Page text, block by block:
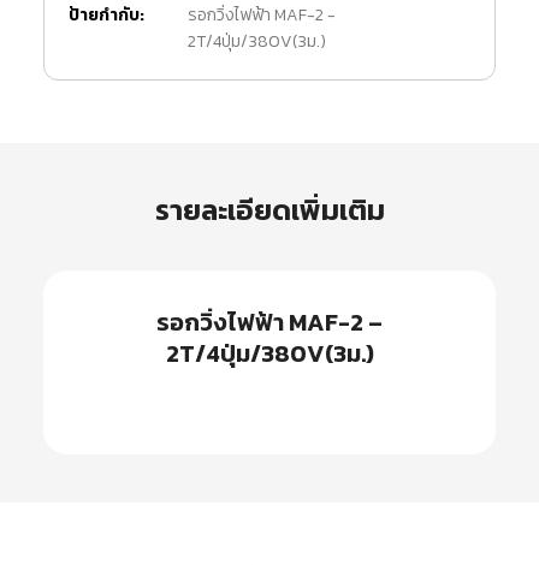
ป้ายกำกับ:
รอกวิ่งไฟฟ้า MAF-2 -
2T/4ปุ่ม/380V(3ม.)
รายละเอียดเพิ่มเติม
รอกวิ่งไฟฟ้า MAF-2 –
2T/4ปุ่ม/380V(3ม.)